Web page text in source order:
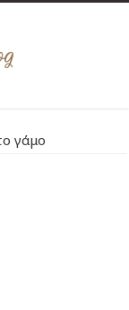
γάμο